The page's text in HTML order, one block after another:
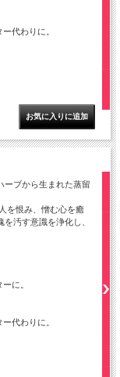
代わりに。
ーブから生まれた蒸留
を恨み、憎む心を癒
汚す意識を浄化し、
に。
代わりに。